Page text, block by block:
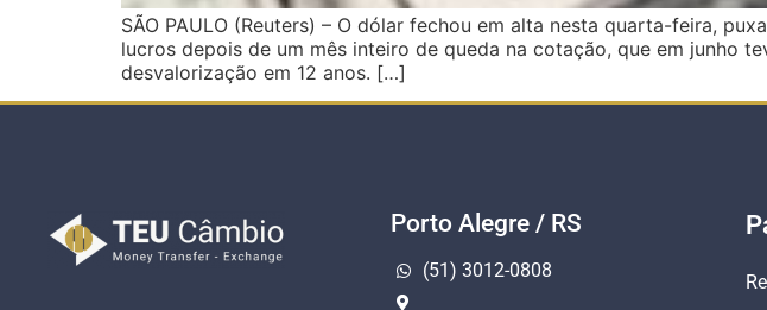
SÃO PAULO (Reuters) – O dólar fechou em alta nesta quarta-feira,
lucros depois de um mês inteiro de queda na cotação, que em junho
desvalorização em 12 anos. […]
Porto Alegre / RS
(51) 3012-0808